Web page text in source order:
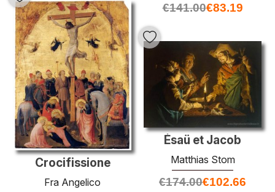
€141.00€83.19
Crocifissione
Fra Angelico
Ésaü et Jacob
Matthias Stom
€174.00€102.66